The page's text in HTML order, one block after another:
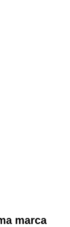
marca